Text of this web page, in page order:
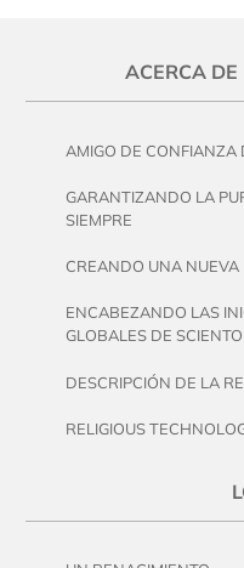
ACERCA
AMIGO DE
GARANTIZANDO LA
SIEMPRE
CREANDO UNA NUEVA
ENCABEZANDO LAS
GLOBALES DE
DESCRIPCIÓN DE LA
RELIGIOUS